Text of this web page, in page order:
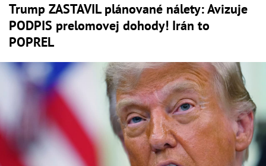
Trump ZASTAVIL plánované nálety: Avizuje
PODPIS prelomovej dohody! Irán to
POPREL